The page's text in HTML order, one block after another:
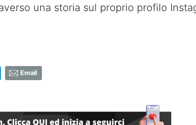
una storia sul proprio profilo
Email